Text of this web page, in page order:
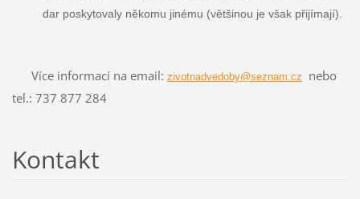
dar poskytovaly někomu jinému (většinou je však přijímají).
Více informací na email: zivotnadvedoby@seznam.cz
nebo
tel.: 737 877 284
Kontakt